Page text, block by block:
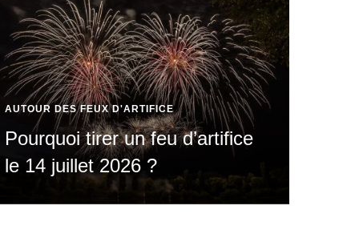
AUTOUR DES FEUX D'ARTIFICE
Pourquoi tirer un feu d’artifice
le 14 juillet 2026 ?